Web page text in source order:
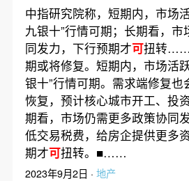
中指研究院称，短期内，市场
九银十”行情可期；长期看，
同发力，下行预期才可扭转……
期或将修复。短期内，市场活
银十”行情可期。需求端修复也
恢复，预计核心城市开工、投
期看，市场仍需更多政策协同
低交易税费，给房企提供更多
期才可扭转。■……
2023年9月2日 · 地产